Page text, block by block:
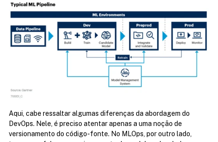
Aqui, cabe ressaltar algumas diferenças da abordagem do
DevOps. Nele, é preciso atentar apenas a uma noção de
versionamento do código-fonte. No MLOps, por outro lado,